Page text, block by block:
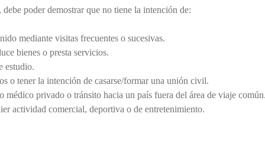
poder demostrar que no tiene la intención de:
mediante visitas frecuentes o sucesivas.
bienes o presta servicios.
estudio.
o tener la intención de casarse/formar una unión civil.
médico privado o tránsito hacia un país fuera del área de viaje
actividad comercial, deportiva o de entretenimiento.